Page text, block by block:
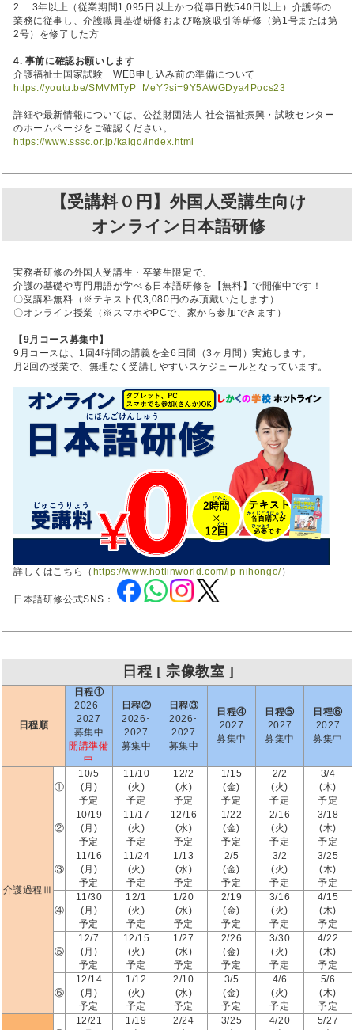
2. 3年以上（従業期間1,095日以上かつ従事日数540日以上）介護等の
業務に従事し、介護職員基礎研修および喀痰吸引等研修（第1号または第
2号）を修了した方
4. 事前に確認お願いします
介護福祉士国家試験 WEB申し込み前の準備について
https://youtu.be/SMVMTyP_MeY?si=9Y5AWGDya4Pocs23
詳細や最新情報については、公益財団法人 社会福祉振興・試験センター
のホームページをご確認ください。
https://www.sssc.or.jp/kaigo/index.html
【受講料０円】外国人受講生向け
オンライン日本語研修
実務者研修の外国人受講生・卒業生限定で、
介護の基礎や専門用語が学べる日本語研修を【無料】で開催中です！
〇受講料無料（※テキスト代3,080円のみ頂戴いたします）
〇オンライン授業（※スマホやPCで、家から参加できます）
【9月コース募集中】
9月コースは、1回4時間の講義を全6日間（3ヶ月間）実施します。
月2回の授業で、無理なく受講しやすいスケジュールとなっています。
詳しくはこちら（ https://www.hotlinworld.com/lp-nihongo/）
日本語研修公式SNS：
日程 [ 宗像教室 ]
日程順
日程①
2026･
2027
募集中
開講準備
中
日程②
2026･
2027
募集中
日程③
2026･
2027
募集中
日程④
2027
募集中
日程⑤
2027
募集中
日程⑥
2027
募集中
介護過程Ⅲ
①
10/5
(月)
予定
11/10
(火)
予定
12/2
(水)
予定
1/15
(金)
予定
2/2
(火)
予定
3/4
(木)
予定
②
10/19
(月)
予定
11/17
(火)
予定
12/16
(水)
予定
1/22
(金)
予定
2/16
(火)
予定
3/18
(木)
予定
③
11/16
(月)
予定
11/24
(火)
予定
1/13
(水)
予定
2/5
(金)
予定
3/2
(火)
予定
3/25
(木)
予定
④
11/30
(月)
予定
12/1
(火)
予定
1/20
(水)
予定
2/19
(金)
予定
3/16
(火)
予定
4/15
(木)
予定
⑤
12/7
(月)
予定
12/15
(火)
予定
1/27
(水)
予定
2/26
(金)
予定
3/30
(火)
予定
4/22
(木)
予定
⑥
12/14
(月)
予定
1/12
(火)
予定
2/10
(水)
予定
3/5
(金)
予定
4/6
(火)
予定
5/6
(木)
予定
12/21
1/19
2/24
3/25
4/20
5/27